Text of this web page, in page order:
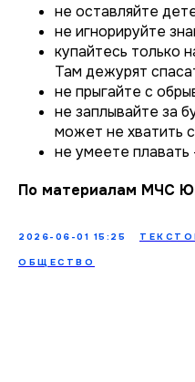
не оставляйте
не игнорируйте
купайтесь только
Там дежурят
не прыгайте с
не заплывайте за
может не хватить
не умеете плавать
По материалам МЧС
2026-06-01 15:25
ОБЩЕСТВО